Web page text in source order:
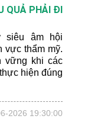
QUẢ PHẢI ĐI
siêu âm hội
vực thẩm mỹ.
vững khi các
hiện đúng
2026 19:30:00